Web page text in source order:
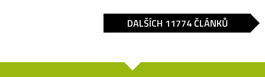
DALŠÍCH 11774 ČLÁNKŮ